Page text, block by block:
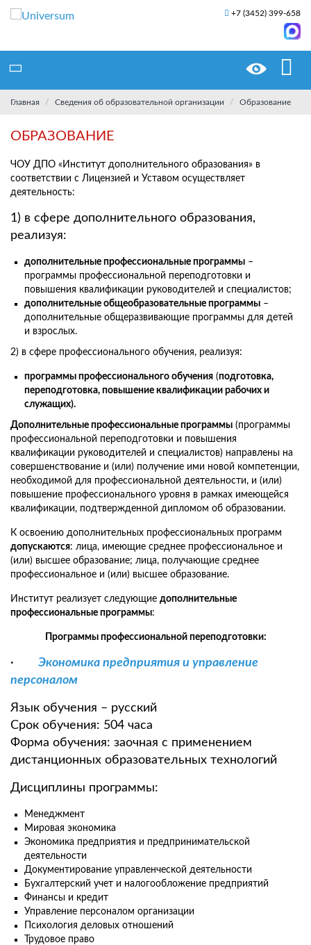
+7 (3452) 399-658
Главная Сведения об образовательной организации Образование
ОБРАЗОВАНИЕ
ЧОУ ДПО «Институт дополнительного образования» в
соответствии с Лицензией и Уставом осуществляет
деятельность:
1) в сфере дополнительного образования,
реализуя:
дополнительные профессиональные программы –
программы профессиональной переподготовки и
повышения квалификации руководителей и специалистов;
дополнительные общеобразовательные программы –
дополнительные общеразвивающие программы для детей
и взрослых.
2) в сфере профессионального обучения, реализуя:
программы профессионального обучения (подготовка,
переподготовка, повышение квалификации рабочих и
служащих).
Дополнительные профессиональные программы (программы
профессиональной переподготовки и повышения
квалификации руководителей и специалистов) направлены на
совершенствование и (или) получение ими новой компетенции,
необходимой для профессиональной деятельности, и (или)
повышение профессионального уровня в рамках имеющейся
квалификации, подтвержденной дипломом об образовании.
К освоению дополнительных профессиональных программ
допускаются: лица, имеющие среднее профессиональное и
(или) высшее образование; лица, получающие среднее
профессиональное и (или) высшее образование.
Институт реализует следующие дополнительные
профессиональные программы:
Программы профессиональной переподготовки:
·
Экономика предприятия и управление
персоналом
Язык обучения – русский
Срок обучения: 504 часа
Форма обучения: заочная с применением
дистанционных образовательных технологий
Дисциплины программы:
Менеджмент
Мировая экономика
Экономика предприятия и предпринимательской
деятельности
Документирование управленческой деятельности
Бухгалтерский учет и налогообложение предприятий
Финансы и кредит
Управление персоналом организации
Психология деловых отношений
Трудовое право